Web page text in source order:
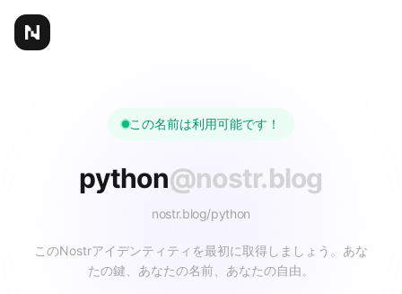
この名前は利用可能です！
python@nostr.blog
nostr.blog/python
このNostrアイデンティティを最初に取得しましょう。あな
たの鍵、あなたの名前、あなたの自由。